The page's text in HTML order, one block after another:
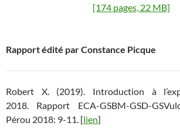
[174 pages, 22 MB]
Rapport édité par Constance Picque
Robert X. (2019). Introduction à
2018. Rapport ECA-GSBM-GSD-
Pérou 2018: 9-11. [lien]